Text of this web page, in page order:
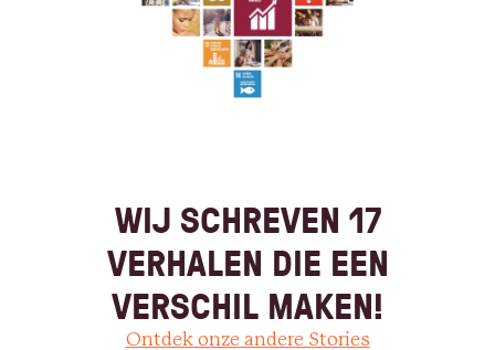
WIJ SCHREVEN 17
VERHALEN DIE EEN
VERSCHIL MAKEN!
Ontdek onze andere Stories